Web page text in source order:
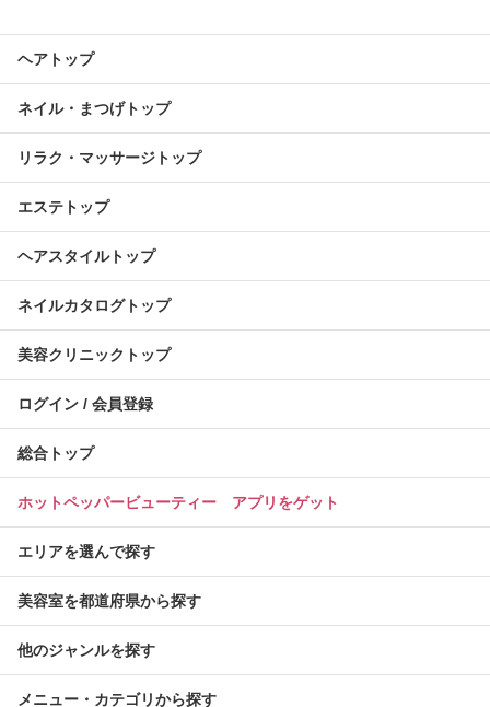
ヘアトップ
ネイル・まつげトップ
リラク・マッサージトップ
エステトップ
ヘアスタイルトップ
ネイルカタログトップ
美容クリニックトップ
ログイン / 会員登録
総合トップ
ホットペッパービューティー アプリをゲット
エリアを選んで探す
美容室を都道府県から探す
他のジャンルを探す
メニュー・カテゴリから探す